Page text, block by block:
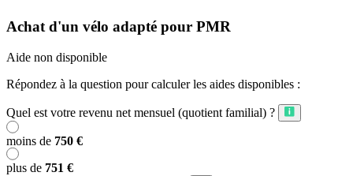
Achat d'un vélo adapté pour PMR
Aide non disponible
Répondez à la question pour calculer les aides disponibles :
Quel est votre revenu net mensuel (quotient familial) ?
moins de 750 €
plus de 751 €